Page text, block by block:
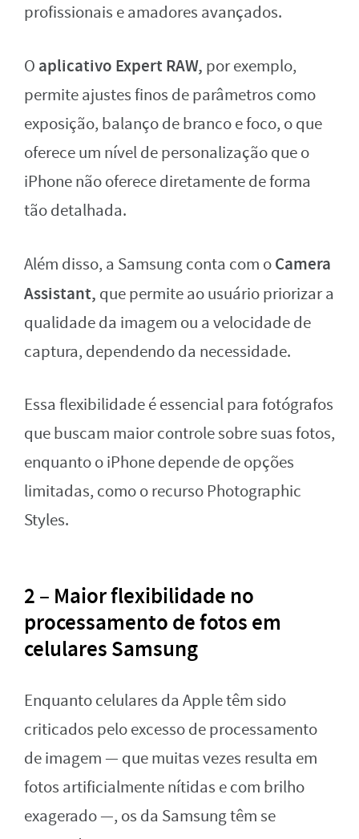
profissionais e amadores avançados.
O aplicativo Expert RAW, por exemplo,
permite ajustes finos de parâmetros como
exposição, balanço de branco e foco, o que
oferece um nível de personalização que o
iPhone não oferece diretamente de forma
tão detalhada.
Além disso, a Samsung conta com oCamera
Assistant, que permite ao usuário priorizar a
qualidade da imagem ou a velocidade de
captura, dependendo da necessidade.
Essa flexibilidade é essencial para fotógrafos
que buscam maior controle sobre suas fotos,
enquanto o iPhone depende de opções
limitadas, como o recurso Photographic
Styles.
2 – Maior flexibilidade no
processamento de fotos em
celulares Samsung
Enquanto celulares da Apple têm sido
criticados pelo excesso de processamento
de imagem — que muitas vezes resulta em
fotos artificialmente nítidas e com brilho
exagerado —, os da Samsung têm se